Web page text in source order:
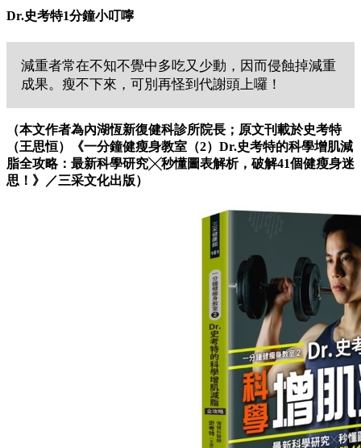
Dr.史考特1分鐘小叮嚀
減重者常在不知不覺中多吃又少動，因而侵蝕掉減重
成果。瘦不下來，可別再怪到代謝頭上囉！
（本文作者為內湖恆新復健科診所院長；原文刊載於史考特
（王思恒）
《一分鐘健瘦身教室（2）Dr.史考特的科學增肌減
脂全攻略：最新科學研究╳秒懂圖表解析，破解41個健瘦身迷
思！》 ／三采文化出版）